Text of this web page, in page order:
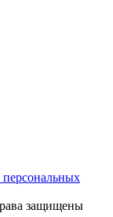
защищены